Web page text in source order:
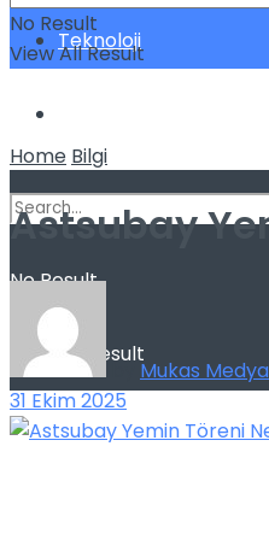
Teknoloji
No Result
View All Result
No Result
View All Result
Home Bilgi
Astsubay
Mukas Medya
31 Ekim 2025